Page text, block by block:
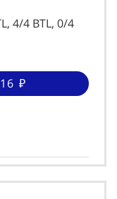
4/4 BTL, 0/4
₽